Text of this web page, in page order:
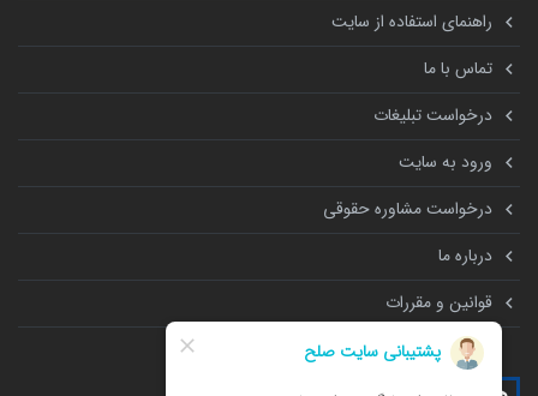
راهنمای استفاده از سایت
تماس با ما
درخواست تبلیغات
ورود به سایت
درخواست مشاوره حقوقی
درباره ما
قوانین و مقررات